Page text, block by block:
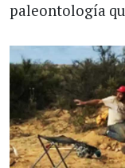
paleontología